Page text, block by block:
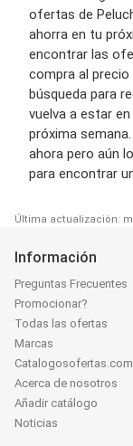
ofertas de
ahorra en tu
encontrar las
compra al precio
búsqueda para
vuelva a estar
próxima
ahora pero aún
para encontrar
Última actualización:
Información
Preguntas Frecuentes
Promocionar?
Todas las ofertas
Marcas
Acerca de nosotros
Añadir catálogo
Noticias